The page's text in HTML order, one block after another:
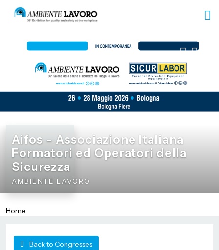
Aifos - Associazione Italiana
Formatori ed Operatori della
Sicurezza
AMBIENTE LAVORO
Home
Back to Congresses